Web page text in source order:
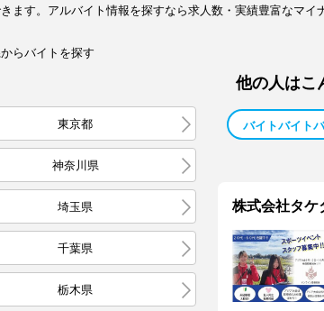
ます。アルバイト情報を探すなら求人数・実績豊富なマイ
らバイトを探す
東京都
神奈川県
埼玉県
千葉県
栃木県
他の人はこ
バイトバイト
株式会社タケ